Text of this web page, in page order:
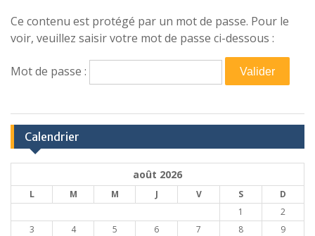
Ce contenu est protégé par un mot de passe. Pour le
voir, veuillez saisir votre mot de passe ci-dessous :
Mot de passe :
Calendrier
août 2026
L M M J V S
D
1
2
3
4 5 6 7 8
9